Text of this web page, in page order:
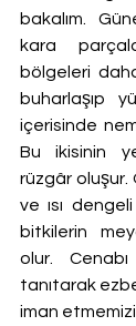
bakalım.
kara
bölgeleri
buharlaşıp
içerisinde
Bu ikisinin
rüzgâr oluşur.
ve ısı
bitkilerin
olur.
tanıtarak
iman